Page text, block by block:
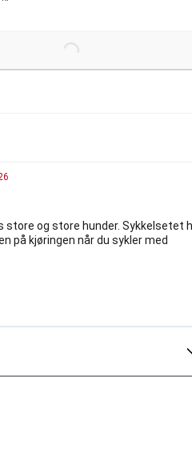
store og store hunder. Sykkelsetet
på kjøringen når du sykler med
Loading...